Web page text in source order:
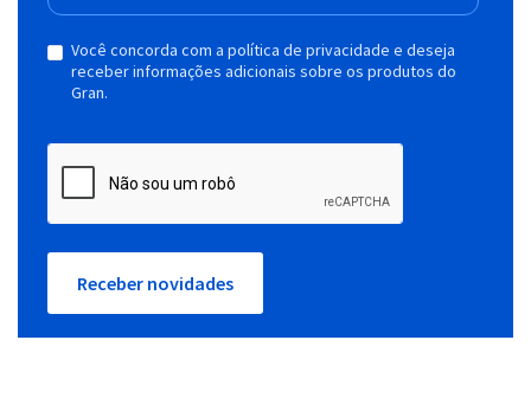
Você concorda com a política de privacidade e deseja
receber informações adicionais sobre os produtos do
Gran.
Receber novidades